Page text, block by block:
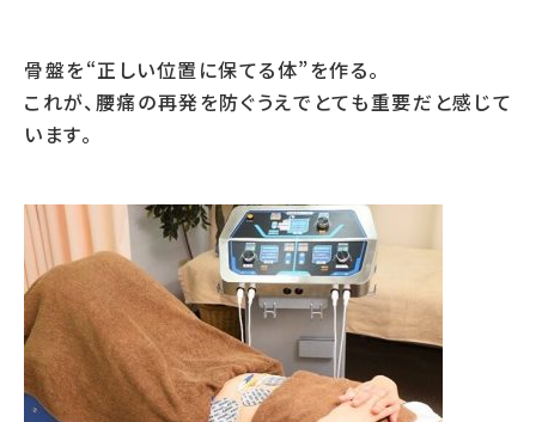
骨盤を“正しい位置に保てる体”を作る。
これが、腰痛の再発を防ぐうえでとても重要だと感じて
います。